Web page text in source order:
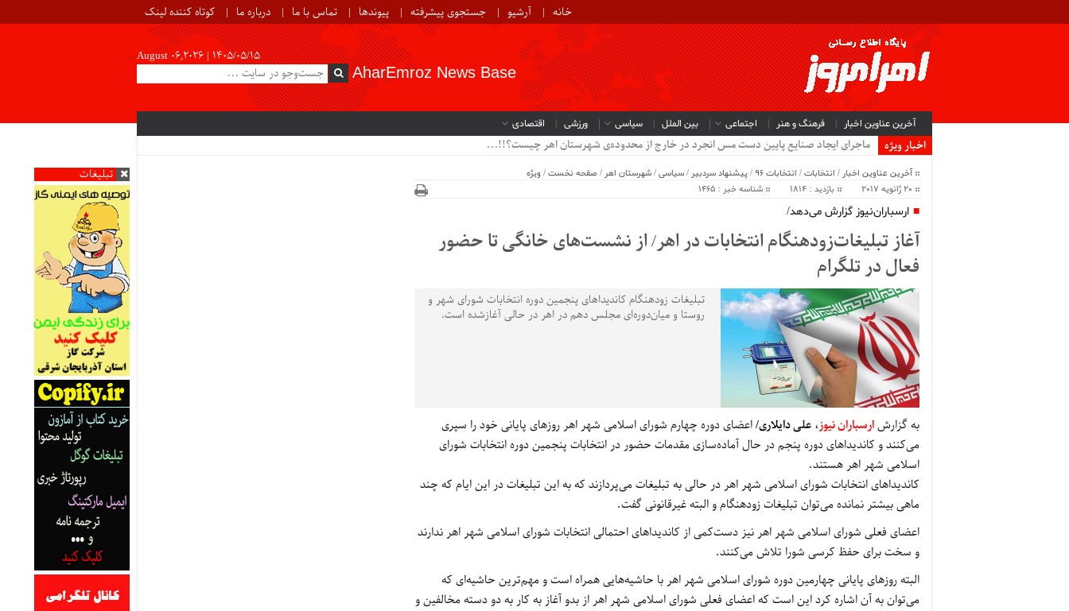
خانه آرشیو جستجوی پیشرفته پیوندها تماس با ما درباره ما کوتاه کننده لینک
August 06,2026 | ۱۴۰۵/۰۵/۱۵
AharEmroz News Base
آخرین عناوین اخبار فرهنگ و هنر اجتماعی بین الملل سیاسی ورزشی اقتصادی
اخبار ویژه
ماجرای ایجاد صنایع پایین دست مس انجرد در خارج از محدوده‌ی شهرستان اهر چیست؟!!...
تبلیغات
آخرین عناوین اخبار / انتخابات/ انتخابات 96 /پیشنهاد سردبیر /سیاسی/شهرستان اهر /صفحه نخست/ ویژه
20 ژانویه 2017
بازدید : 1814 شناسه خبر : 1465
ارسباران‌نیوز گزارش می‌دهد/
آغاز تبلیغات‌زودهنگام انتخابات در اهر/ از نشست‌های خانگی تا حضور
فعال در تلگرام
تبلیغات زودهنگام کاندیداهای پنجمین دوره انتخابات شورای شهر و
روستا و میان‌دوره‌ای مجلس دهم در اهر در حالی آغازشده است.
به گزارشارسباران نیوز، علی دایلاری/اعضای دوره چهارم شورای اسلامی شهر اهر روزهای پایانی خود را سپری
می‌کنند و کاندیداهای دوره پنجم در حال آماده‌سازی مقدمات حضور در انتخابات پنجمین دوره انتخابات شورای
اسلامی شهر اهر هستند.
کاندیداهای انتخابات شورای اسلامی شهر اهر در حالی به تبلیغات می‌پردازند که به این تبلیغات در این ایام که چند
ماهی بیشتر نمانده می‌توان تبلیغات زودهنگام و البته غیرقانونی گفت.
اعضای فعلی شورای اسلامی شهر اهر نیز دست‌کمی از کاندیداهای احتمالی انتخابات شورای اسلامی شهر اهر ندارند
و سخت برای حفظ کرسی شورا تلاش می‌کنند.
البته روزهای پایانی چهارمین دوره شورای اسلامی شهر اهر با حاشیه‌هایی همراه است و مهم‌ترین حاشیه‌ای که
می‌توان به آن اشاره کرد این است که اعضای فعلی شورای اسلامی شهر اهر از بدو آغاز به کار به دو دسته مخالفین و